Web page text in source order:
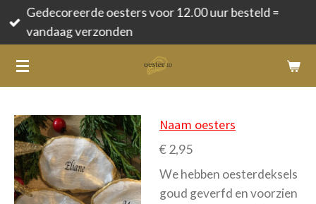
Ga
direct
de
Gedecoreerde oesters voor 12.00 uur besteld =
vandaag verzonden
Naam oesters
€ 2,95
We hebben oesterdeksels
goud geverfd en voorzien